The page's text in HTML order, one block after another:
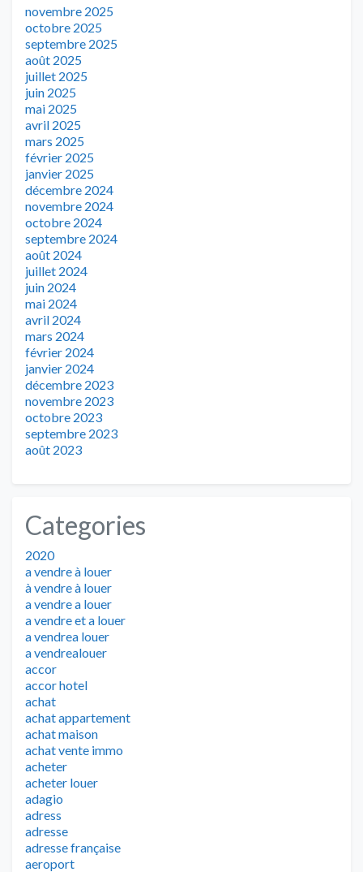
novembre 2025
octobre 2025
septembre 2025
août 2025
juillet 2025
juin 2025
mai 2025
avril 2025
mars 2025
février 2025
janvier 2025
décembre 2024
novembre 2024
octobre 2024
septembre 2024
août 2024
juillet 2024
juin 2024
mai 2024
avril 2024
mars 2024
février 2024
janvier 2024
décembre 2023
novembre 2023
octobre 2023
septembre 2023
août 2023
Categories
2020
a vendre à louer
à vendre à louer
a vendre a louer
a vendre et a louer
a vendrea louer
a vendrealouer
accor
accor hotel
achat
achat appartement
achat maison
achat vente immo
acheter
acheter louer
adagio
adress
adresse
adresse française
aeroport